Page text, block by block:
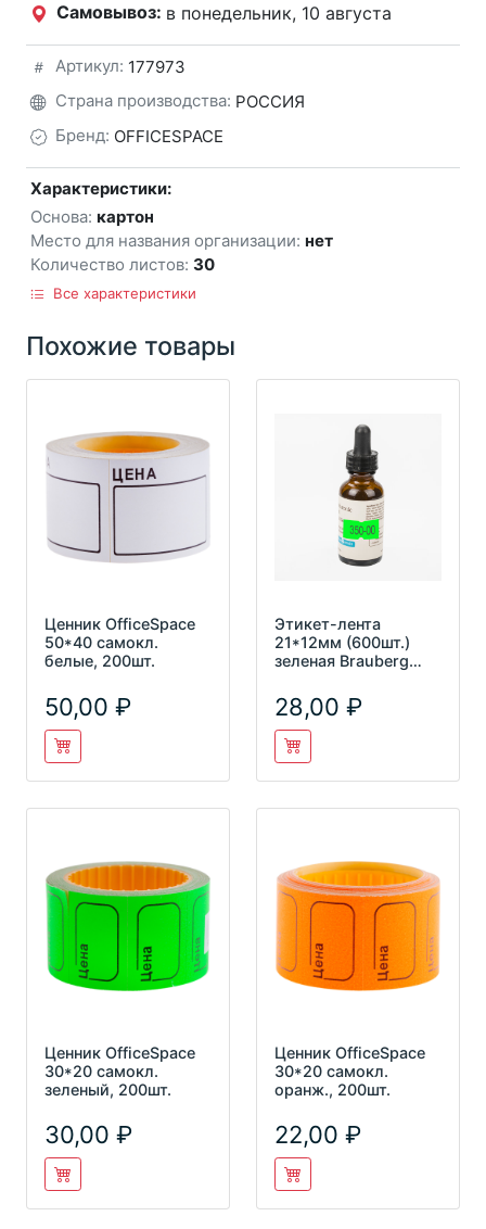
Самовывоз: в понедельник, 10 августа
Артикул: 177973
Страна производства: РОССИЯ
Бренд: OFFICESPACE
Характеристики:
Основа: картон
Место для названия организации: нет
Количество листов: 30
Все характеристики
Похожие товары
Ценник OfficeSpace
50*40 самокл.
белые, 200шт.
50,00
Этикет-лента
21*12мм (600шт.)
зеленая Brauberg
28,00
Ценник OfficeSpace
30*20 самокл.
зеленый, 200шт.
30,00
Ценник OfficeSpace
30*20 самокл.
оранж., 200шт.
22,00